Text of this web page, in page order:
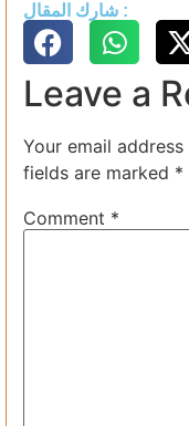
شارك المقال :
Leave a
Your email
fields are marked *
Comment *